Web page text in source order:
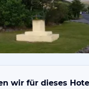
wir für dieses